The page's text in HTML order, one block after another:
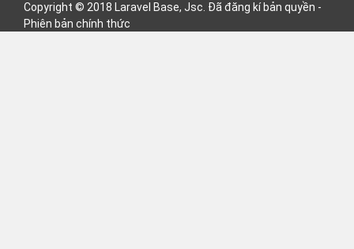
Copyright © 2018 Laravel Base, Jsc. Đã đăng kí bản quyền -
Phiên bản chính thức